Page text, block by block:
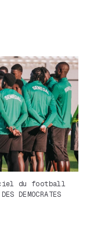
du football
DEMOCRATES